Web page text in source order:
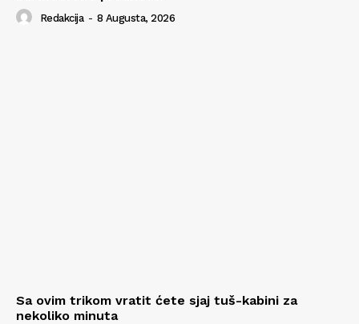
Redakcija - 8 Augusta, 2026
Sa ovim trikom vratit ćete sjaj tuš-kabini za
nekoliko minuta